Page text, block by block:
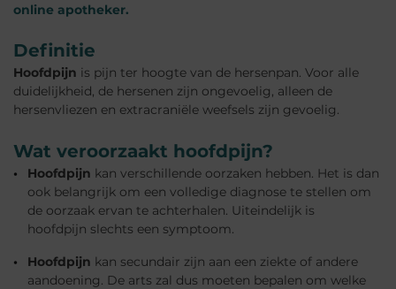
online apotheker.
Definitie
Hoofdpijn is pijn ter hoogte van de hersenpan. Voor alle
duidelijkheid, de hersenen zijn ongevoelig, alleen de
hersenvliezen en extracraniële weefsels zijn gevoelig.
Wat veroorzaakt hoofdpijn?
Hoofdpijn kan verschillende oorzaken hebben. Het is dan
ook belangrijk om een volledige diagnose te stellen om
de oorzaak ervan te achterhalen. Uiteindelijk is
hoofdpijn slechts een symptoom.
Hoofdpijn kan secundair zijn aan een ziekte of andere
aandoening. De arts zal dus moeten bepalen om welke